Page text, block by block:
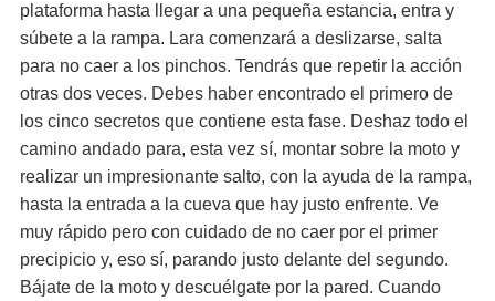
plataforma hasta llegar a una pequeña estancia, entra y
súbete a la rampa. Lara comenzará a deslizarse, salta
para no caer a los pinchos. Tendrás que repetir la acción
otras dos veces. Debes haber encontrado el primero de
los cinco secretos que contiene esta fase. Deshaz todo el
camino andado para, esta vez sí, montar sobre la moto y
realizar un impresionante salto, con la ayuda de la rampa,
hasta la entrada a la cueva que hay justo enfrente. Ve
muy rápido pero con cuidado de no caer por el primer
precipicio y, eso sí, parando justo delante del segundo.
Bájate de la moto y descuélgate por la pared. Cuando